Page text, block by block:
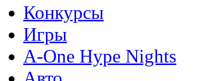
Конкурсы
Игры
A-One Hype Nights